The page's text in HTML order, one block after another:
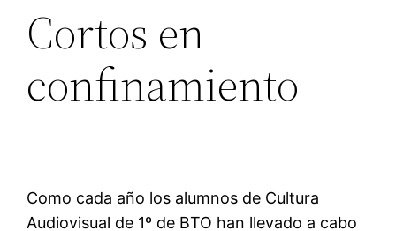
Cortos en
confinamiento
Como cada año los alumnos de Cultura
Audiovisual de 1º de BTO han llevado a cabo